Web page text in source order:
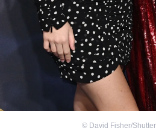
© David Fisher/